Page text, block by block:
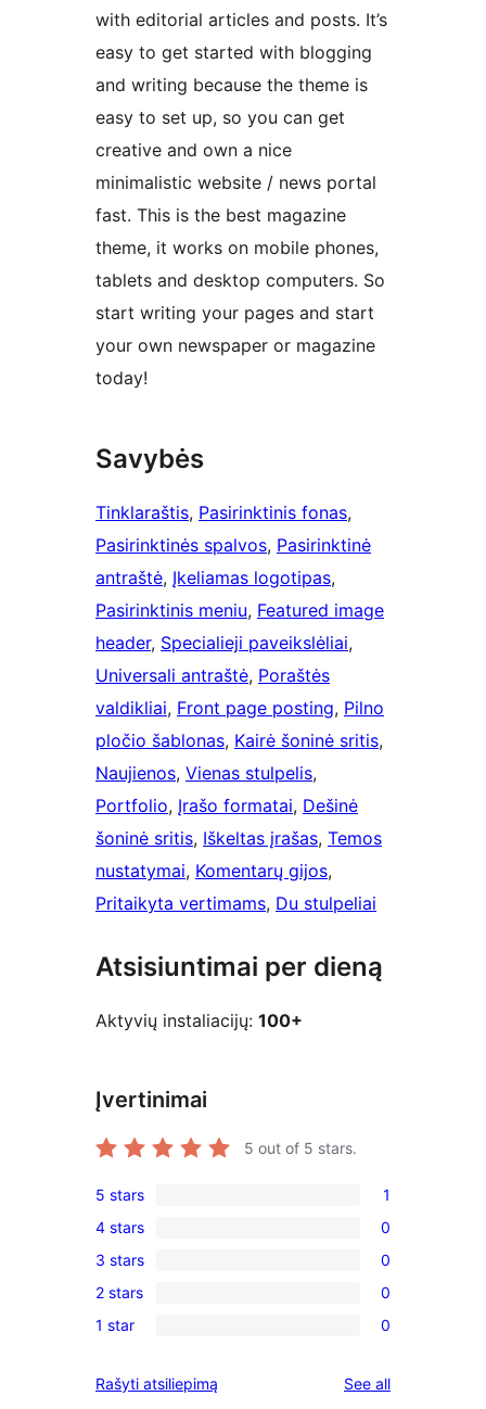
with editorial articles and posts. It’s
easy to get started with blogging
and writing because the theme is
easy to set up, so you can get
creative and own a nice
minimalistic website / news portal
fast. This is the best magazine
theme, it works on mobile phones,
tablets and desktop computers. So
start writing your pages and start
your own newspaper or magazine
today!
Savybės
Tinklaraštis, Pasirinktinis fonas
Pasirinktinės spalvos, Pasirinktinė
antraštė, Įkeliamas logotipas
Pasirinktinis meniu, Featured image
header, Specialieji paveikslėliai
Universali antraštė, Poraštės
valdikliai, Front page posting, Pilno
pločio šablonas, Kairė šoninė sritis
Naujienos, Vienas stulpelis
Portfolio, Įrašo formatai, Dešinė
šoninė sritis, Iškeltas įrašas, Temos
nustatymai, Komentarų gijos
Pritaikyta vertimams, Du stulpeliai
Atsisiuntimai per dieną
Aktyvių instaliacijų: 100+
Įvertinimai
5 out of 5 stars.
1
5-
star
review
5 stars 1
0
4-
star
reviews
4 stars 0
0
3-
star
3 stars 0
0
2-
reviews
2 stars 0
0
star
1 star 0
Rašyti atsiliepimą See allreviews